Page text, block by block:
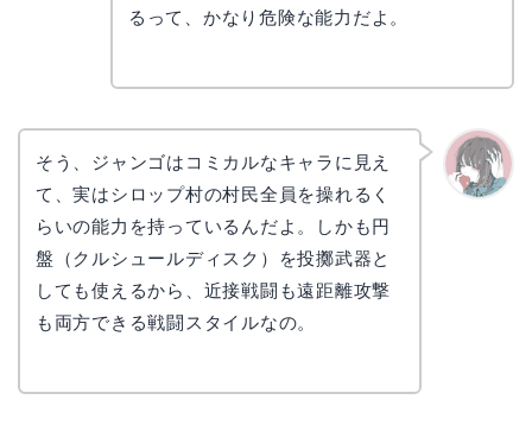
るって、かなり危険な能力だよ。
そう、ジャンゴはコミカルなキャラに見え
て、実はシロップ村の村民全員を操れるく
らいの能力を持っているんだよ。しかも円
盤（クルシュールディスク）を投擲武器と
しても使えるから、近接戦闘も遠距離攻撃
も両方できる戦闘スタイルなの。